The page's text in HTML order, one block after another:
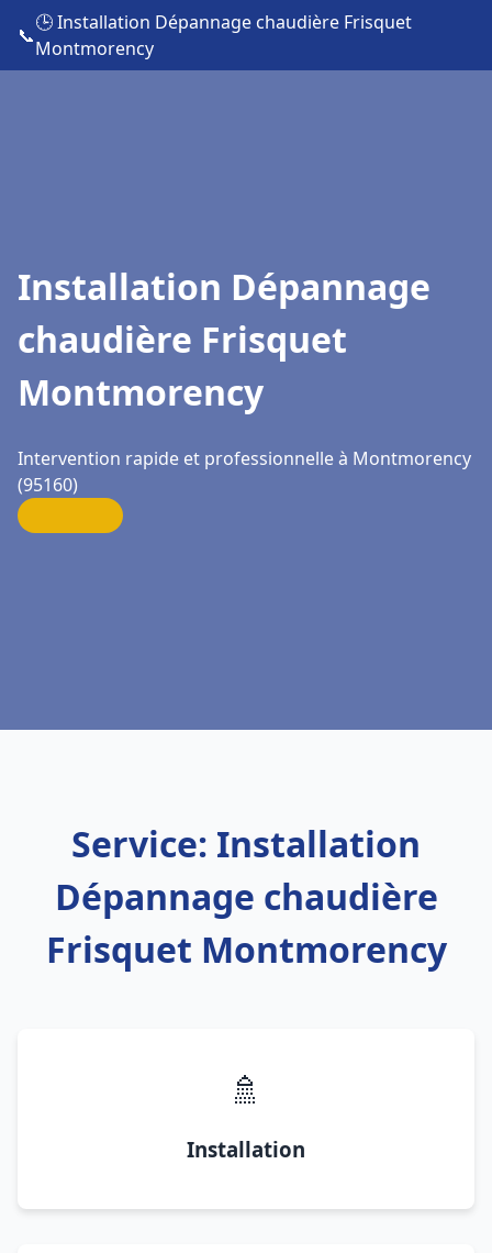
📞
🕒 Installation Dépannage chaudière Frisquet
Montmorency
Installation Dépannage
chaudière Frisquet
Montmorency
Intervention rapide et professionnelle à Montmorency
(95160)
Service: Installation
Dépannage chaudière
Frisquet Montmorency
🚿
Installation